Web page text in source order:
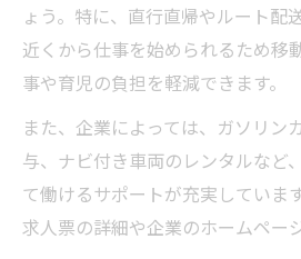
ょう。特に、直行直帰やルート配
近くから仕事を始められるため移
事や育児の負担を軽減できます。
また、企業によっては、ガソリン
与、ナビ付き車両のレンタルなど
て働けるサポートが充実していま
求人票の詳細や企業のホームペー